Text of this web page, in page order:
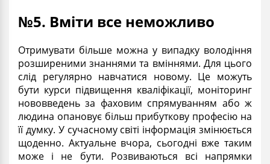
№5. Вміти все неможливо
Отримувати більше можна у випадку володіння
розширеними знаннями та вміннями. Для цього
слід регулярно навчатися новому. Це можуть
бути курси підвищення кваліфікації, моніторинг
нововведень за фаховим спрямуванням або ж
людина опановує більш прибуткову професію на
її думку. У сучасному світі інформація змінюється
щоденно. Актуальне вчора, сьогодні вже таким
може і не бути. Розвиваються всі напрямки